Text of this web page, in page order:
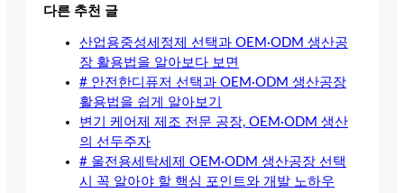
다른 추천 글
산업용중성세정제 선택과 OEM·ODM 생산공
장 활용법을 알아보다 보면
# 안전한디퓨저 선택과 OEM·ODM 생산공장
활용법을 쉽게 알아보기
변기 케어제 제조 전문 공장, OEM·ODM 생산
의 선두주자
# 울전용세탁세제 OEM·ODM 생산공장 선택
시 꼭 알아야 할 핵심 포인트와 개발 노하우